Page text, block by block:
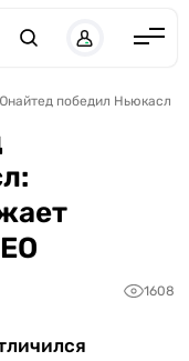
победил Ньюкасл
1608